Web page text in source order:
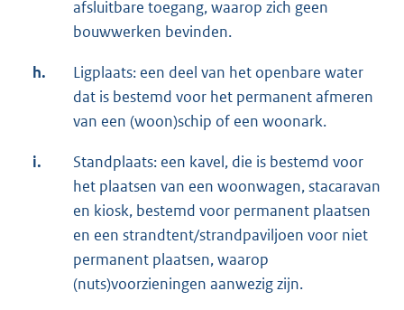
afsluitbare toegang, waarop zich geen
bouwwerken bevinden.
h.
Ligplaats: een deel van het openbare water
dat is bestemd voor het permanent afmeren
van een (woon)schip of een woonark.
i.
Standplaats: een kavel, die is bestemd voor
het plaatsen van een woonwagen, stacaravan
en kiosk, bestemd voor permanent plaatsen
en een strandtent/strandpaviljoen voor niet
permanent plaatsen, waarop
(nuts)voorzieningen aanwezig zijn.